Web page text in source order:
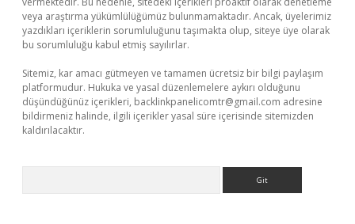
veya araştırma yükümlülüğümüz bulunmamaktadır. Ancak, üyelerimiz
yazdıkları içeriklerin sorumluluğunu taşımakta olup, siteye üye olarak
bu sorumluluğu kabul etmiş sayılırlar.
Sitemiz, kar amacı gütmeyen ve tamamen ücretsiz bir bilgi paylaşım
platformudur. Hukuka ve yasal düzenlemelere aykırı olduğunu
düşündüğünüz içerikleri, backlinkpanelicomtr@gmail.com adresine
bildirmeniz halinde, ilgili içerikler yasal süre içerisinde sitemizden
kaldırılacaktır.